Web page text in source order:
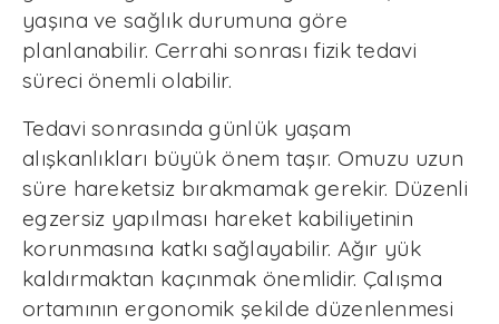
yaşına ve sağlık durumuna göre
planlanabilir. Cerrahi sonrası fizik tedavi
süreci önemli olabilir.
Tedavi sonrasında günlük yaşam
alışkanlıkları büyük önem taşır. Omuzu uzun
süre hareketsiz bırakmamak gerekir. Düzenli
egzersiz yapılması hareket kabiliyetinin
korunmasına katkı sağlayabilir. Ağır yük
kaldırmaktan kaçınmak önemlidir. Çalışma
ortamının ergonomik şekilde düzenlenmesi